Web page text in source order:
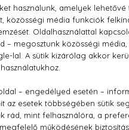
Mentha Piperita Leaf
Oil, Amaranthus
Arabica Seed Oil,
Canina Fruit Oil,
Fruit Oil, Saccharide
Surfactin, Citric
Limonene, Citral, Linalool.